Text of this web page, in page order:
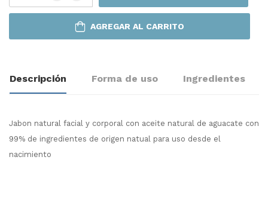
AGREGAR AL CARRITO
Descripción Forma de uso Ingredientes
Jabon natural facial y corporal con aceite natural de aguacate con
99% de ingredientes de origen natual para uso desde el
nacimiento